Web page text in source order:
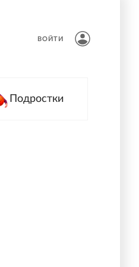
ВОЙТИ
Подростки